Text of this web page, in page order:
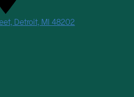
Detroit, MI 48202